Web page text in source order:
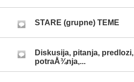
STARE (grupne) TEME
Diskusija, pitanja, predlozi,
potraÅ¾nja,...